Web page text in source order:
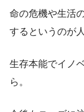
命の危機や生活
するというのが
生存本能でイノ
ら。